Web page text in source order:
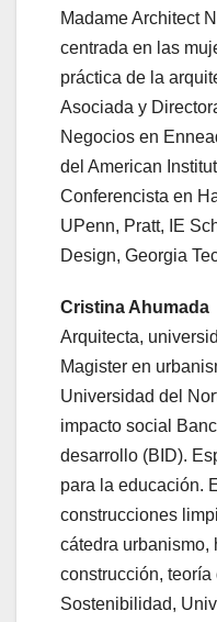
Madame Architect
centrada en las
práctica de la
Asociada y
Negocios en
del American
Conferencista en
UPenn, Pratt, IE
Design, Georgia
Cristina Ahumada
Arquitecta,
Magister en
Universidad del
impacto social
desarrollo (BID).
para la educación.
construcciones
cátedra urbanismo,
construcción,
Sostenibilidad,